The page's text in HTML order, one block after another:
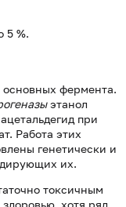
5 %.
основных фермента.
этанол
при
Работа этих
генетически и
их.
токсичным